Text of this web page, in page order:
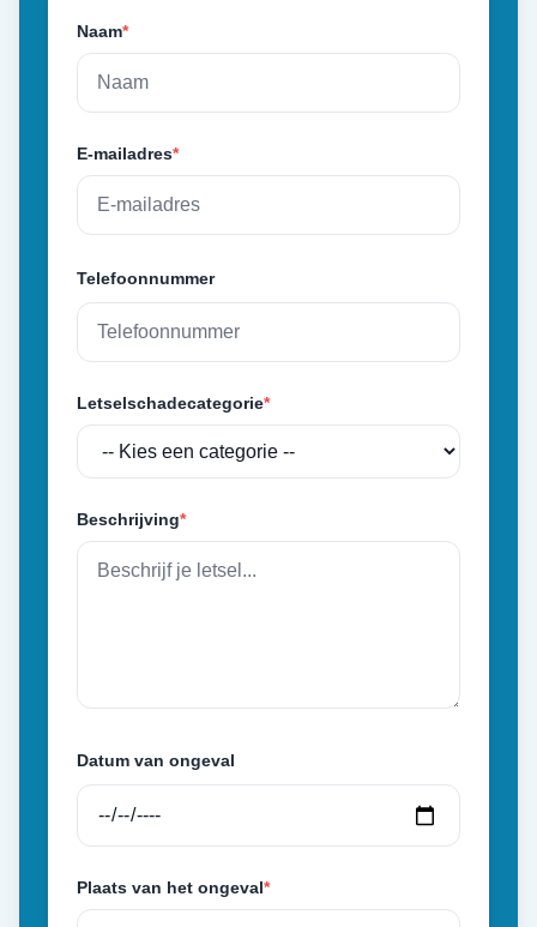
Naam*
E-mailadres*
Telefoonnummer
Letselschadecategorie*
Beschrijving*
Datum van ongeval
Plaats van het ongeval*